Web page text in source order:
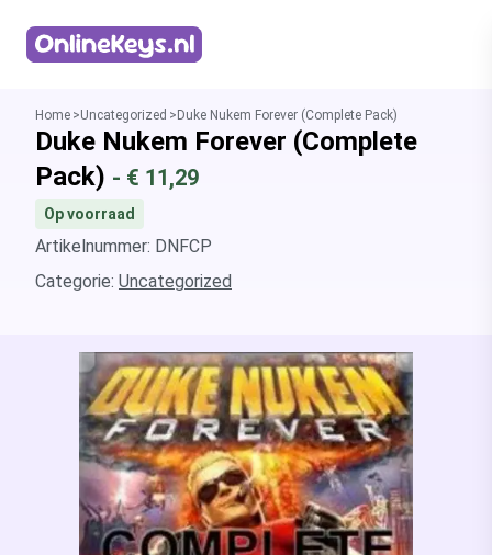
Home Uncategorized Duke Nukem Forever (Complete Pack)
Duke Nukem Forever (Complete
Pack) - € 11,29
Op voorraad
Artikelnummer: DNFCP
Categorie: Uncategorized